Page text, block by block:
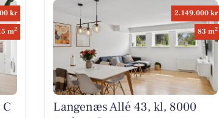
kr
m2
2.149.000 kr
83 m2
Langenæs Allé 43, kl, 8000